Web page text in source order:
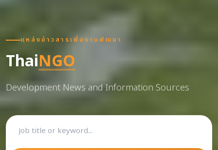
แหล่งข่าวสารเพื่องานพัฒนา
ThaiNGO
Development News and Information Sources